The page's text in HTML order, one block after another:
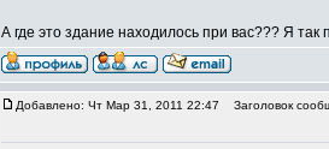
А где это здание находилось при вас??? Я
Добавлено: Чт Мар 31, 2011 22:47 Заголовок